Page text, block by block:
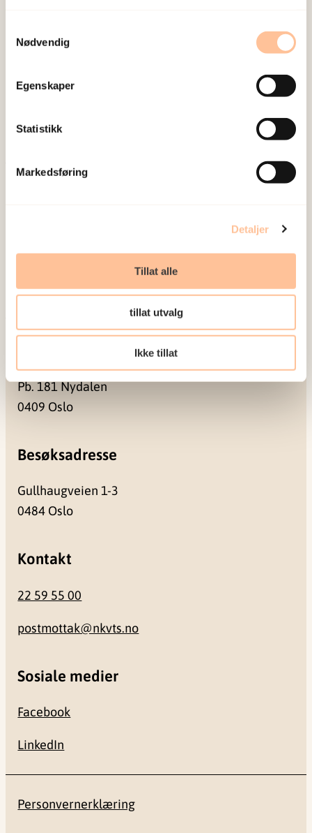
Nødvendig
Egenskaper
Statistikk
Markedsføring
Detaljer
Tillat alle
tillat utvalg
Ikke tillat
NKVTS utvikler og sprer kunnskap og kompetanse
om vold og traumatisk stress. Formålet er å bidra
til å forebygge og redusere de helsemessige og
stress kan medføre.
Om oss
Meld deg på vårt nyhetsbrev
Pb. 181 Nydalen
0409 Oslo
Besøksadresse
Gullhaugveien 1-3
0484 Oslo
Kontakt
22 59 55 00
postmottak@nkvts.no
Sosiale medier
Facebook
LinkedIn
Personvernerklæring